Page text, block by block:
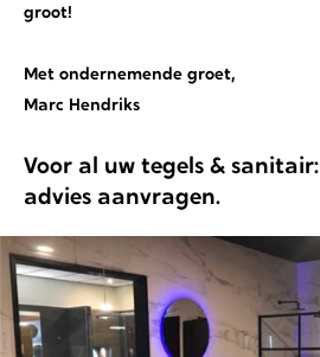
groot!
Met ondernemende groet,
Marc Hendriks
Voor al uw tegels & sanitair:
advies aanvragen.